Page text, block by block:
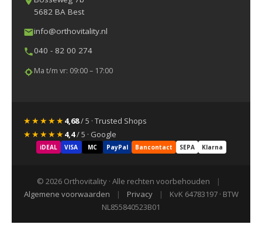
5682 BA Best
info@orthovitality.nl
040 - 82 00 274
Ma t/m vr: 09:00 – 17:00
★★★★★4,68/ 5 · Trusted Shops
★★★★★4,4/ 5 · Google
iDEAL VISA MC PayPal Bancontact SEPA Klarna
© 2026 Orthovitality · Alle rechten voorbehouden
|
Algemene voorwaarden
| Privacy |
KvK 64783197 · BTW
NL855840523B01